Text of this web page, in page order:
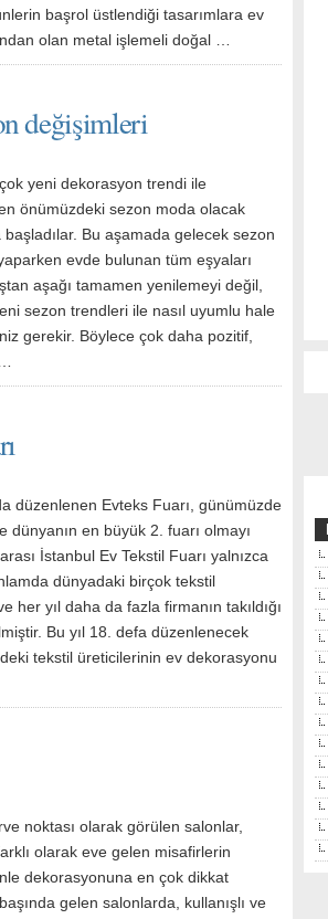
başrol üstlendiği tasarımlara ev
olan metal işlemeli doğal …
değişimleri
yeni dekorasyon trendi ile
önümüzdeki sezon moda olacak
Bu aşamada gelecek sezon
evde bulunan tüm eşyaları
aşağı tamamen yenilemeyi değil,
sezon trendleri ile nasıl uyumlu hale
gerekir. Böylece çok daha pozitif,
düzenlenen Evteks Fuarı, günümüzde
en büyük 2. fuarı olmayı
İstanbul Ev Tekstil Fuarı yalnızca
dünyadaki birçok tekstil
her yıl daha da fazla firmanın takıldığı
Bu yıl 18. defa düzenlenecek
tekstil üreticilerinin ev dekorasyonu
noktası olarak görülen salonlar,
olarak eve gelen misafirlerin
dekorasyonuna en çok dikkat
gelen salonlarda, kullanışlı ve